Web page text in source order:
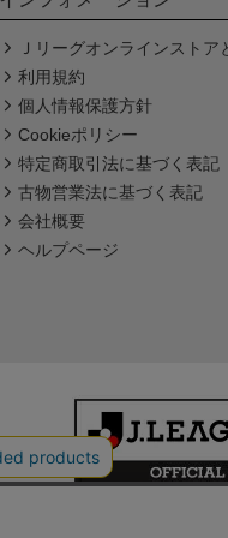
Ｊリーグオンラインストア
利用規約
個人情報保護方針
Cookieポリシー
特定商取引法に基づく表記
古物営業法に基づく表記
会社概要
ヘルプページ